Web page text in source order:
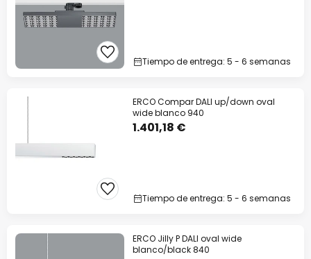
Tiempo de entrega: 5 - 6 semanas
ERCO Compar DALI up/down oval
wide blanco 940
1.401,18 €
Tiempo de entrega: 5 - 6 semanas
ERCO Jilly P DALI oval wide
blanco/black 840